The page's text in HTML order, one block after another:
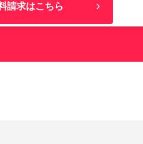
請求はこちら